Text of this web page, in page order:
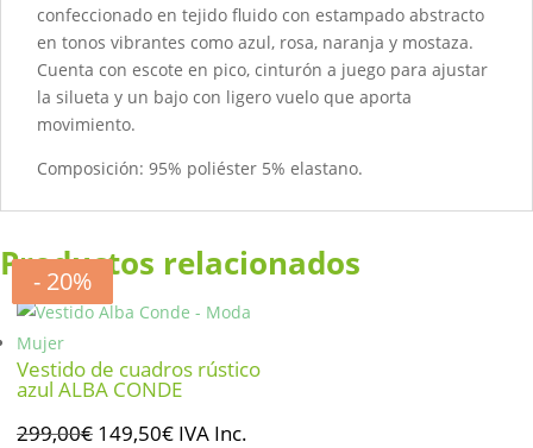
confeccionado en tejido fluido con estampado abstracto
en tonos vibrantes como azul, rosa, naranja y mostaza.
Cuenta con escote en pico, cinturón a juego para ajustar
la silueta y un bajo con ligero vuelo que aporta
movimiento.
Composición: 95% poliéster 5% elastano.
Productos relacionados
- 50%
Vestido de cuadros rústico
azul ALBA CONDE
299,00€ El
149,50€ElIVA Inc.
- 50%
- 50%
- 20%